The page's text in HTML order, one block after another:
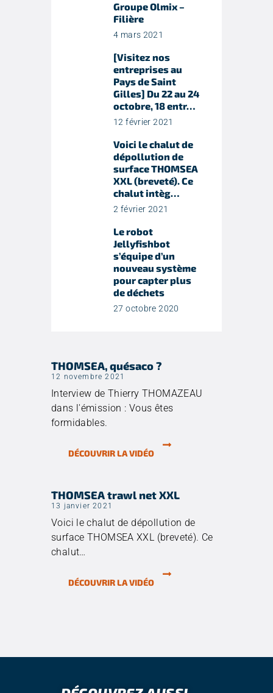
Groupe Olmix –
Filière
4 mars 2021
[Visitez nos
entreprises au
Pays de Saint
Gilles] Du 22 au 24
octobre, 18 entr…
12 février 2021
Voici le chalut de
dépollution de
surface THOMSEA
XXL (breveté). Ce
chalut intèg…
2 février 2021
Le robot
Jellyfishbot
s’équipe d’un
nouveau système
pour capter plus
de déchets
27 octobre 2020
THOMSEA, quésaco ?
12 novembre 2021
Interview de Thierry THOMAZEAU
dans l'émission : Vous êtes
formidables.
DÉCOUVRIR LA VIDÉO
THOMSEA trawl net XXL
13 janvier 2021
Voici le chalut de dépollution de
surface THOMSEA XXL (breveté). Ce
chalut…
DÉCOUVRIR LA VIDÉO